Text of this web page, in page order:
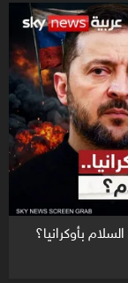
بأوكرانيا؟